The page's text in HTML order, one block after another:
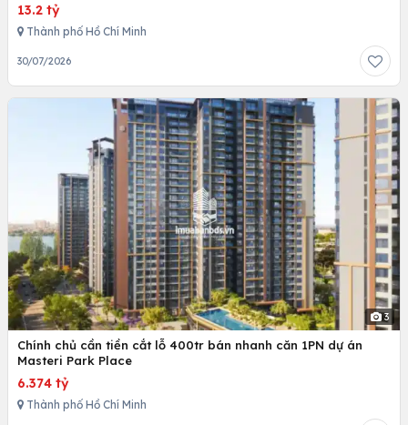
13.2 tỷ
Thành phố Hồ Chí Minh
30/07/2026
3
Chính chủ cần tiền cắt lỗ 400tr bán nhanh căn 1PN dự án
Masteri Park Place
6.374 tỷ
Thành phố Hồ Chí Minh